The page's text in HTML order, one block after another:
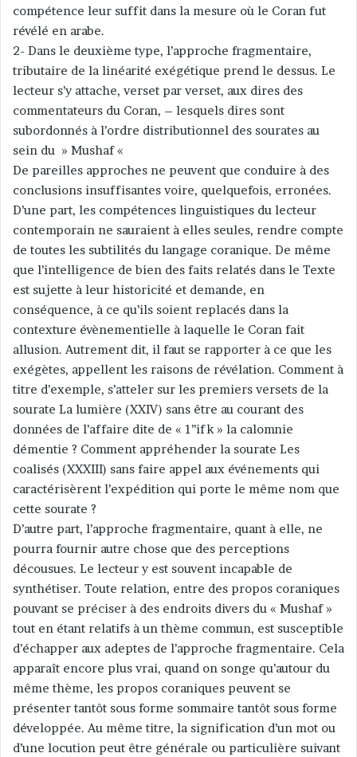
compétence leur suffit dans la mesure où le Coran fut
révélé en arabe.
2- Dans le deuxième type, l’approche fragmentaire,
tributaire de la linéarité exégétique prend le dessus. Le
lecteur s’y attache, verset par verset, aux dires des
commentateurs du Coran, – lesquels dires sont
subordonnés à l’ordre distributionnel des sourates au
sein du » Mushaf «
De pareilles approches ne peuvent que conduire à des
conclusions insuffisantes voire, quelquefois, erronées.
D’une part, les compétences linguistiques du lecteur
contemporain ne sauraient à elles seules, rendre compte
de toutes les subtilités du langage coranique. De même
que l’intelligence de bien des faits relatés dans le Texte
est sujette à leur historicité et demande, en
conséquence, à ce qu’ils soient replacés dans la
contexture évènementielle à laquelle le Coran fait
allusion. Autrement dit, il faut se rapporter à ce que les
exégètes, appellent les raisons de révélation. Comment à
titre d’exemple, s’atteler sur les premiers versets de la
sourate La lumière (XXIV) sans être au courant des
données de l’affaire dite de « 1’’ifk » la calomnie
démentie ? Comment appréhender la sourate Les
coalisés (XXXIII) sans faire appel aux événements qui
caractérisèrent l’expédition qui porte le même nom que
cette sourate ?
D’autre part, l’approche fragmentaire, quant à elle, ne
pourra fournir autre chose que des perceptions
décousues. Le lecteur y est souvent incapable de
synthétiser. Toute relation, entre des propos coraniques
pouvant se préciser à des endroits divers du « Mushaf »
tout en étant relatifs à un thème commun, est susceptible
d’échapper aux adeptes de l’approche fragmentaire. Cela
apparaît encore plus vrai, quand on songe qu’autour du
même thème, les propos coraniques peuvent se
présenter tantôt sous forme sommaire tantôt sous forme
développée. Au même titre, la signification d’un mot ou
d’une locution peut être générale ou particulière suivant